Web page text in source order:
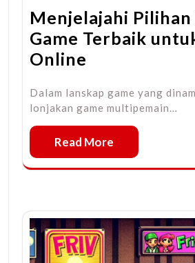
Menjelajahi
Game Terbaik
Online
Dalam lanskap game yang
lonjakan game multipemain…
Read More